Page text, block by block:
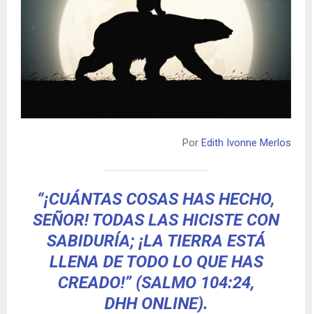
Por Edith Ivonne Merlos
“¡CUÁNTAS COSAS HAS HECHO,
SEÑOR! TODAS LAS HICISTE CON
SABIDURÍA; ¡LA TIERRA ESTÁ
LLENA DE TODO LO QUE HAS
CREADO!” (SALMO 104:24,
DHH ONLINE).